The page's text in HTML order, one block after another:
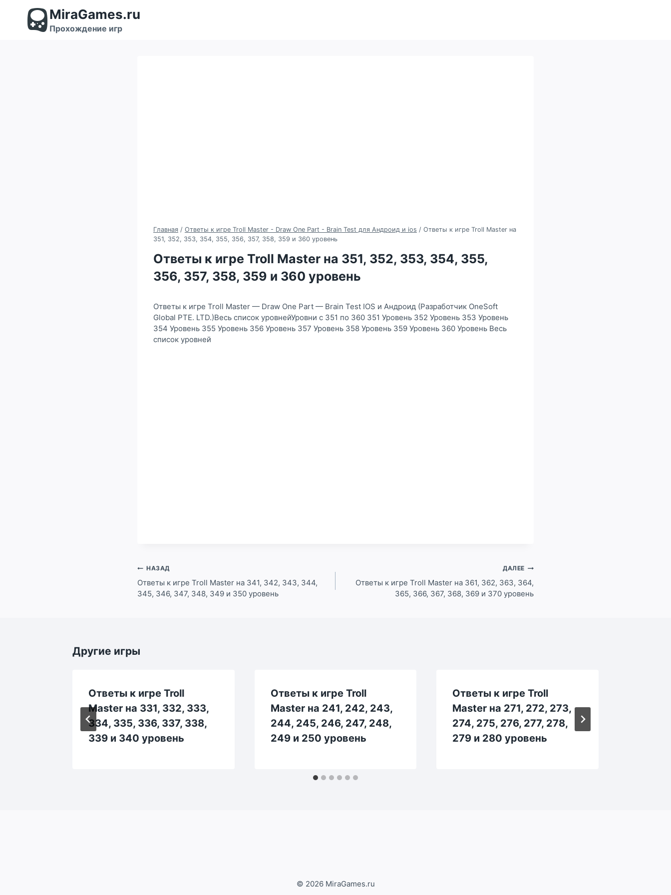
содержимому
MiraGames.ru
Прохождение игр
Главная / Ответы к игре Troll Master - Draw One Part - Brain Test для Андроид и ios / Ответы к игре Troll Master на
351, 352, 353, 354, 355, 356, 357, 358, 359 и 360 уровень
Ответы к игре Troll Master на 351, 352, 353, 354, 355,
356, 357, 358, 359 и 360 уровень
Ответы к игре Troll Master — Draw One Part — Brain Test IOS и Андроид (Разработчик OneSoft
Global PTE. LTD.)Весь список уровнейУровни с 351 по 360 351 Уровень 352 Уровень 353 Уровень
354 Уровень 355 Уровень 356 Уровень 357 Уровень 358 Уровень 359 Уровень 360 Уровень Весь
список уровней
Навигация
по
записям
НАЗАД
Ответы к игре Troll Master на 341, 342, 343, 344,
345, 346, 347, 348, 349 и 350 уровень
ДАЛЕЕ
Ответы к игре Troll Master на 361, 362, 363, 364,
365, 366, 367, 368, 369 и 370 уровень
Другие игры
Ответы к игре Troll
Master на 331, 332, 333,
334, 335, 336, 337, 338,
339 и 340 уровень
Ответы к игре Troll
Master на 241, 242, 243,
244, 245, 246, 247, 248,
249 и 250 уровень
Ответы к игре Troll
Master на 271, 272, 273,
274, 275, 276, 277, 278,
279 и 280 уровень
© 2026 MiraGames.ru